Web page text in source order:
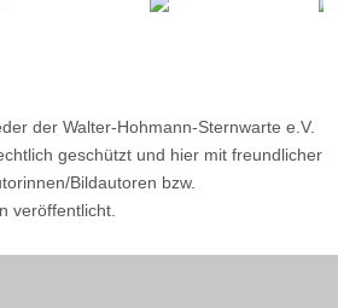
der Walter-Hohmann-Sternwarte e.V.
geschützt und hier mit freundlicher
Bildautoren bzw.
veröffentlicht.